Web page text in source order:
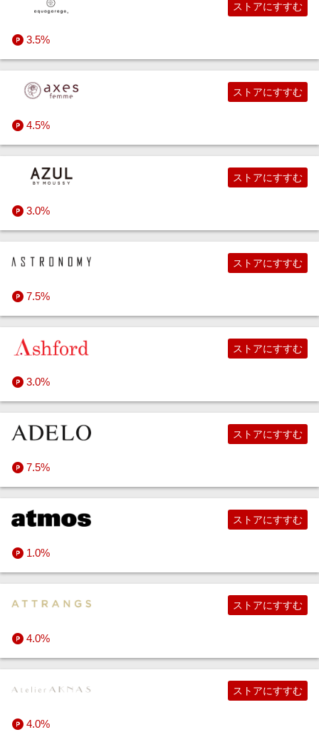
お取り寄せグルメ
スイーツ・お菓子
すべての日用品・キッチン用品ストア
コスメセレクトショップ
ダイエット・プロテイン
医薬品・検査キット
すべてのコスメ・健康・医薬品ストア
キッズ・ベビー・マタニティ用品
おもちゃ（キッズ・ベビー向け）
家電・PC・スマホ・カメラ
総合家電
PC周辺機器・ガジェット
生活・美容家電
すべての家電・PC・スマホ・カメラストア
本・電子書籍・音楽・ゲーム
映画・ドラマ・アニメ・音楽
アニメグッズ
すべてのエンタメストア
スポーツ・アウトドア・ゴルフ
アウトドア・サーフィン・スノウ
ゴルフ
インテリア・収納
寝具・ベッド・マットレス
ペット・花・DIY・車
ガーデン・DIY・工具
ペットフード・ペット用品
車用品・バイク用品
すべてのペット・花・DIY・車ストア
旅行・レジャー・ホテル予約
チケット（航空券など）
ホテル予約
ツアー・パッケージ・レジャー
すべての旅行・レジャー・ホテル予約ストア
印刷・フォトプリント
ギフト・お祝い・電報
予約（美容・グルメ・駐車場など）
資格・教育・情報
レンタル（生活用品・家電など）
引っ越し・リフォーム・車
宅配クリーニング
金融・マネー・保険
投資・クラファン・その他
カード・銀行・証券・FX
すべての金融・マネー・保険ストア
デジタルコンテンツ
アプリ・ゲーム（iOS）
アプリ・ゲーム（Android）
すべてのデジタルコンテンツストア
ビジネス・その他サービス
仕事サポート
その他サービス
すべてのビジネス・その他サービスストア
3.5%
ストアにすすむ
4.5%
ストアにすすむ
3.0%
ストアにすすむ
7.5%
ストアにすすむ
3.0%
ストアにすすむ
7.5%
ストアにすすむ
1.0%
ストアにすすむ
4.0%
ストアにすすむ
4.0%
ストアにすすむ